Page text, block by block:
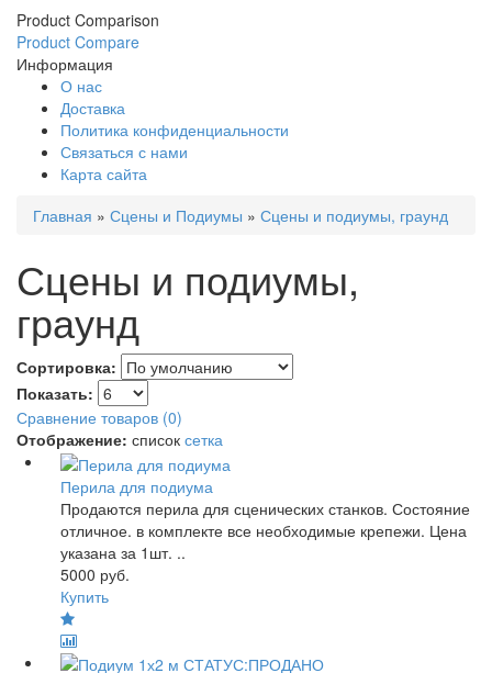
Product Comparison
Product Compare
Информация
О нас
Доставка
Политика конфиденциальности
Связаться с нами
Карта сайта
Главная » Сцены и Подиумы » Сцены и подиумы, граунд
Сцены и подиумы,
граунд
Сортировка:
Показать:
Сравнение товаров (0)
Отображение: список сетка
Перила для подиума
Продаются перила для сценических станков. Состояние
отличное. в комплекте все необходимые крепежи. Цена
указана за 1шт. ..
5000 руб.
Купить